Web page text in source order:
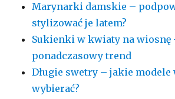
Marynarki damskie –
stylizować je latem?
Sukienki w kwiaty na wiosnę
ponadczasowy trend
Długie swetry – jakie modele
wybierać?